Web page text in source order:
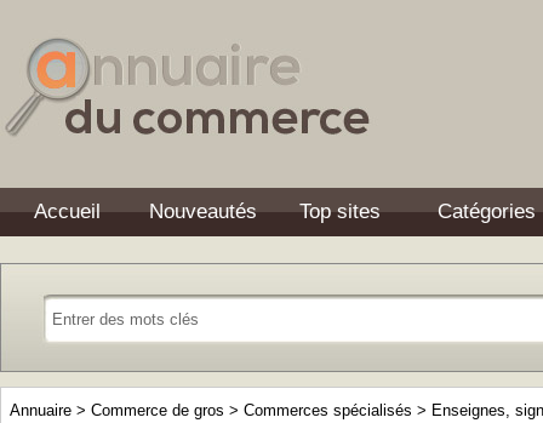
Accueil Nouveautés Top sites Catégories
Annuaire > Commerce de gros > Commerces spécialisés > Enseignes,